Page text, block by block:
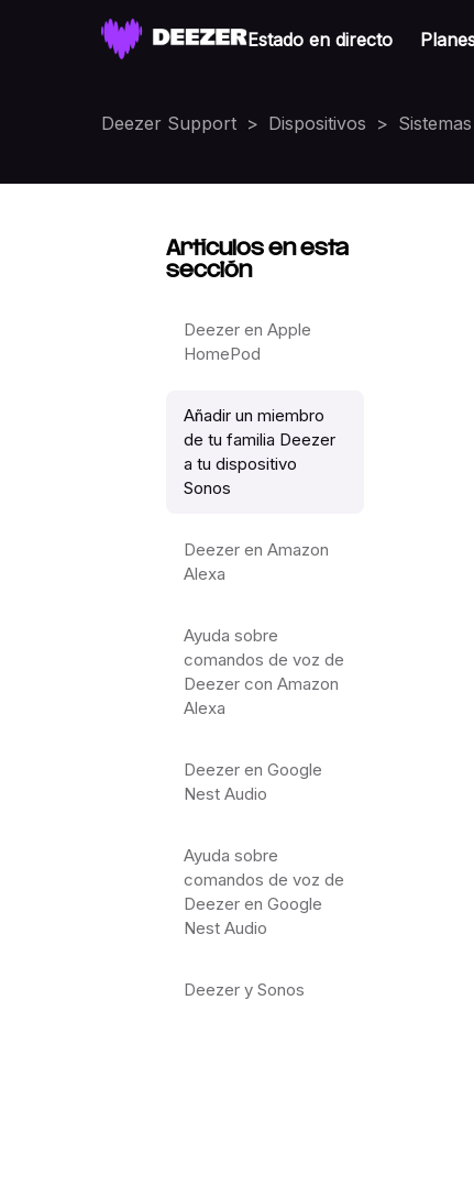
Estado en directo
Deezer Support Dispositivos
Artículos en esta
sección
Deezer en Apple
HomePod
Añadir un miembro
de tu familia Deezer
a tu dispositivo
Sonos
Deezer en Amazon
Alexa
Ayuda sobre
comandos de voz de
Deezer con Amazon
Alexa
Deezer en Google
Nest Audio
Ayuda sobre
comandos de voz de
Deezer en Google
Nest Audio
Deezer y Sonos